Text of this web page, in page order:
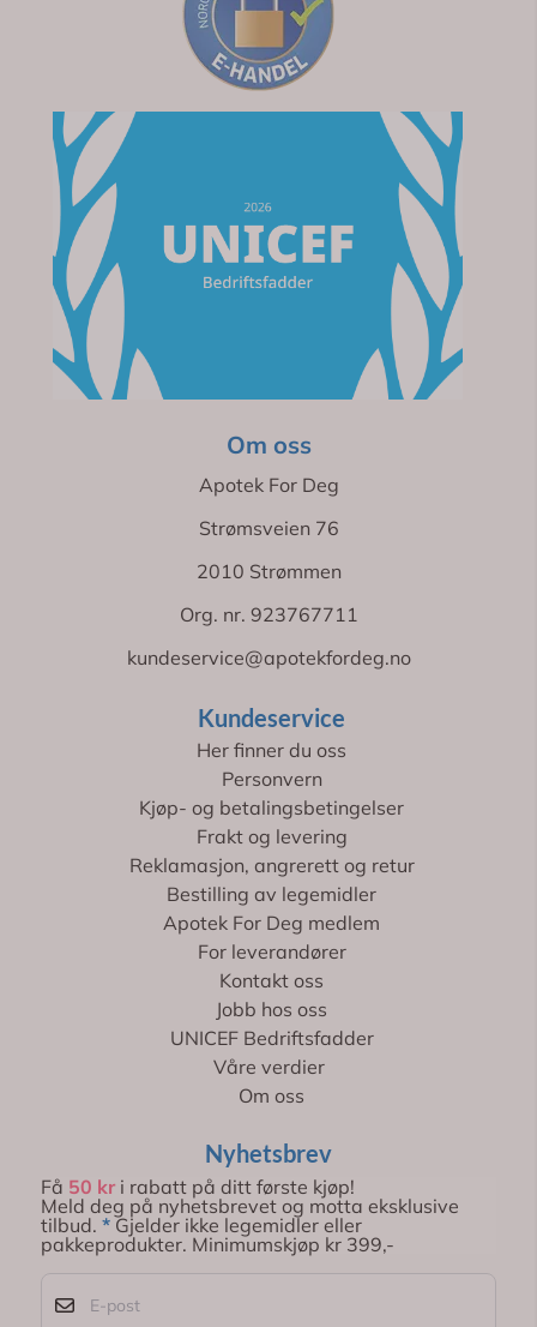
Om oss
Apotek For Deg
Strømsveien 76
2010 Strømmen
Org. nr. 923767711
kundeservice@apotekfordeg.no
Kundeservice
Her finner du oss
Personvern
Kjøp- og betalingsbetingelser
Frakt og levering
Reklamasjon, angrerett og retur
Bestilling av legemidler
Apotek For Deg medlem
For leverandører
Kontakt oss
Jobb hos oss
UNICEF Bedriftsfadder
Våre verdier
Om oss
Nyhetsbrev
Få 50 kri rabatt på ditt første kjøp!
Meld deg på nyhetsbrevet og motta eksklusive
tilbud. * Gjelder ikke legemidler eller
pakkeprodukter. Minimumskjøp kr 399,-